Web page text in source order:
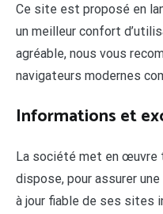
Ce site est proposé en
un meilleur confort
agréable, nous vous
navigateurs modernes
Informations et
La société met en œuvre
dispose, pour assurer
à jour fiable de ses sites